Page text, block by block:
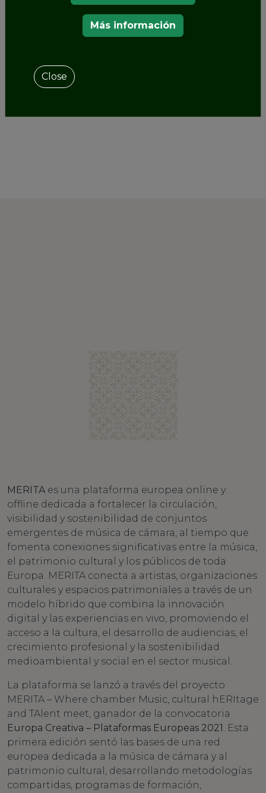
proyecto, al menos 10 de los jardines asociados a
la ERHG acogerán un concierto en sus
MERITA es una plataforma europea online y
offline dedicada a fortalecer la circulación,
visibilidad y sostenibilidad de conjuntos
emergentes de música de cámara, al tiempo que
fomenta conexiones significativas entre la música,
el patrimonio cultural y los públicos de toda
Europa. MERITA conecta a artistas, organizaciones
culturales y espacios patrimoniales a través de un
modelo híbrido que combina la innovación
digital y las experiencias en vivo, promoviendo el
acceso a la cultura, el desarrollo de audiencias, el
crecimiento profesional y la sostenibilidad
medioambiental y social en el sector musical.
La plataforma se lanzó a través del proyecto
MERITA – Where chamber Music, cultural hERItage
and TAlent meet, ganador de la convocatoria
Europa Creativa – Plataformas Europeas 2021. Esta
primera edición sentó las bases de una red
europea dedicada a la música de cámara y al
patrimonio cultural, desarrollando metodologías
compartidas, programas de formación,
Más información
Close